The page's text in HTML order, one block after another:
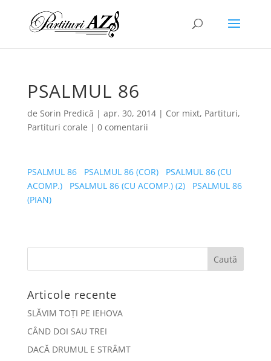
PSALMUL 86
de Sorin Predică | apr. 30, 2014| Cor mixt, Partituri,
Partituri corale | 0 comentarii
PSALMUL 86 PSALMUL 86 (COR)
PSALMUL 86 (CU
ACOMP.)
PSALMUL 86 (CU ACOMP.) (2)
PSALMUL 86
(PIAN)
Articole recente
SLĂVIM TOȚI PE IEHOVA
CÂND DOI SAU TREI
DACĂ DRUMUL E STRÂMT